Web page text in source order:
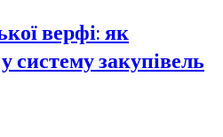
верфі: як
систему закупівель